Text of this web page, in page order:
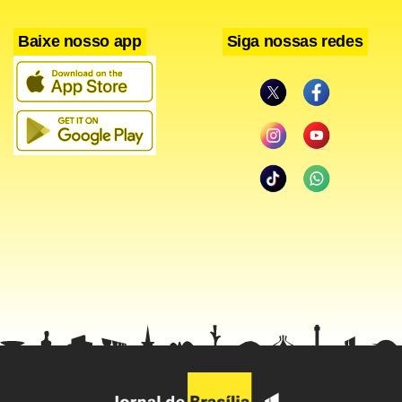
reação e perdeu duas boas oportunidades de empatar. Aos
39, Alex Dias aproveitou uma sobra na área e, livre de
marcação, chutou sobre o gol. Três minutos depois, Carlos
Alberto cruzou e Soares cabeceou sobre o gol.
Baixe nosso app Siga nossas redes